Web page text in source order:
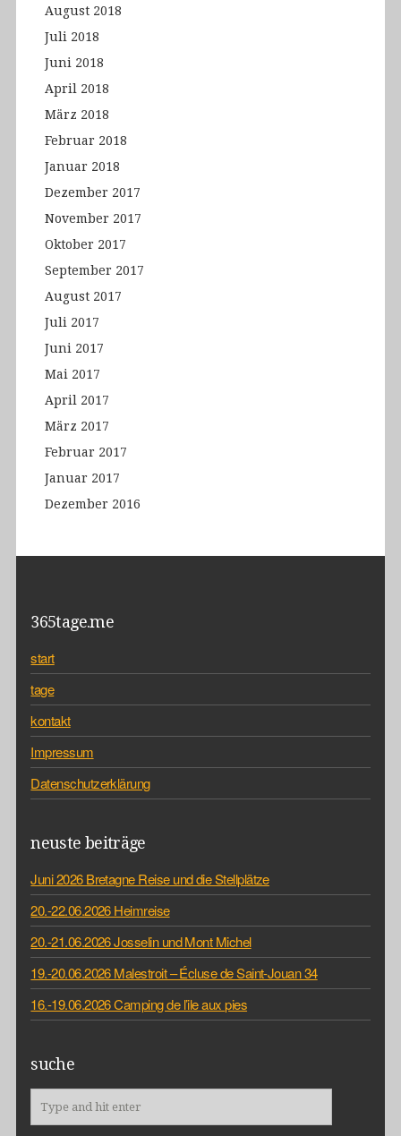
August 2018
Juli 2018
Juni 2018
April 2018
März 2018
Februar 2018
Januar 2018
Dezember 2017
November 2017
Oktober 2017
September 2017
August 2017
Juli 2017
Juni 2017
Mai 2017
April 2017
März 2017
Februar 2017
Januar 2017
Dezember 2016
365tage.me
start
tage
kontakt
Impressum
Datenschutzerklärung
neuste beiträge
Juni 2026 Bretagne Reise und die Stellplätze
20.-22.06.2026 Heimreise
20.-21.06.2026 Josselin und Mont Michel
19.-20.06.2026 Malestroit – Écluse de Saint-Jouan 34
16.-19.06.2026 Camping de l’ile aux pies
suche